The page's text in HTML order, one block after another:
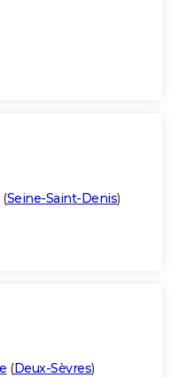
(Seine-Saint-Denis)
(Deux-Sèvres)